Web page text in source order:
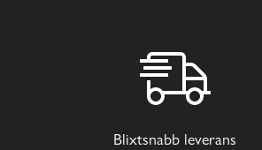
Blixtsnabb leverans